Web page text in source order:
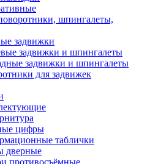
шпингалеты,
задвижки
задвижки и шпингалеты
задвижки и шпингалеты
для задвижек
цифры
таблички
дверные
противосъёмные